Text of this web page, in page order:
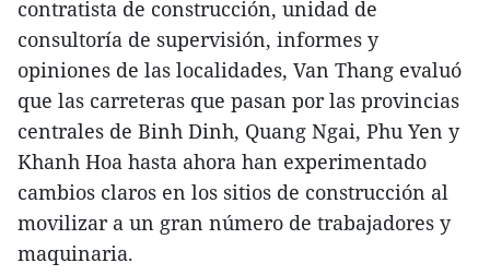
contratista de construcción, unidad de
consultoría de supervisión, informes y
opiniones de las localidades, Van Thang evaluó
que las carreteras que pasan por las provincias
centrales de Binh Dinh, Quang Ngai, Phu Yen y
Khanh Hoa hasta ahora han experimentado
cambios claros en los sitios de construcción al
movilizar a un gran número de trabajadores y
maquinaria.